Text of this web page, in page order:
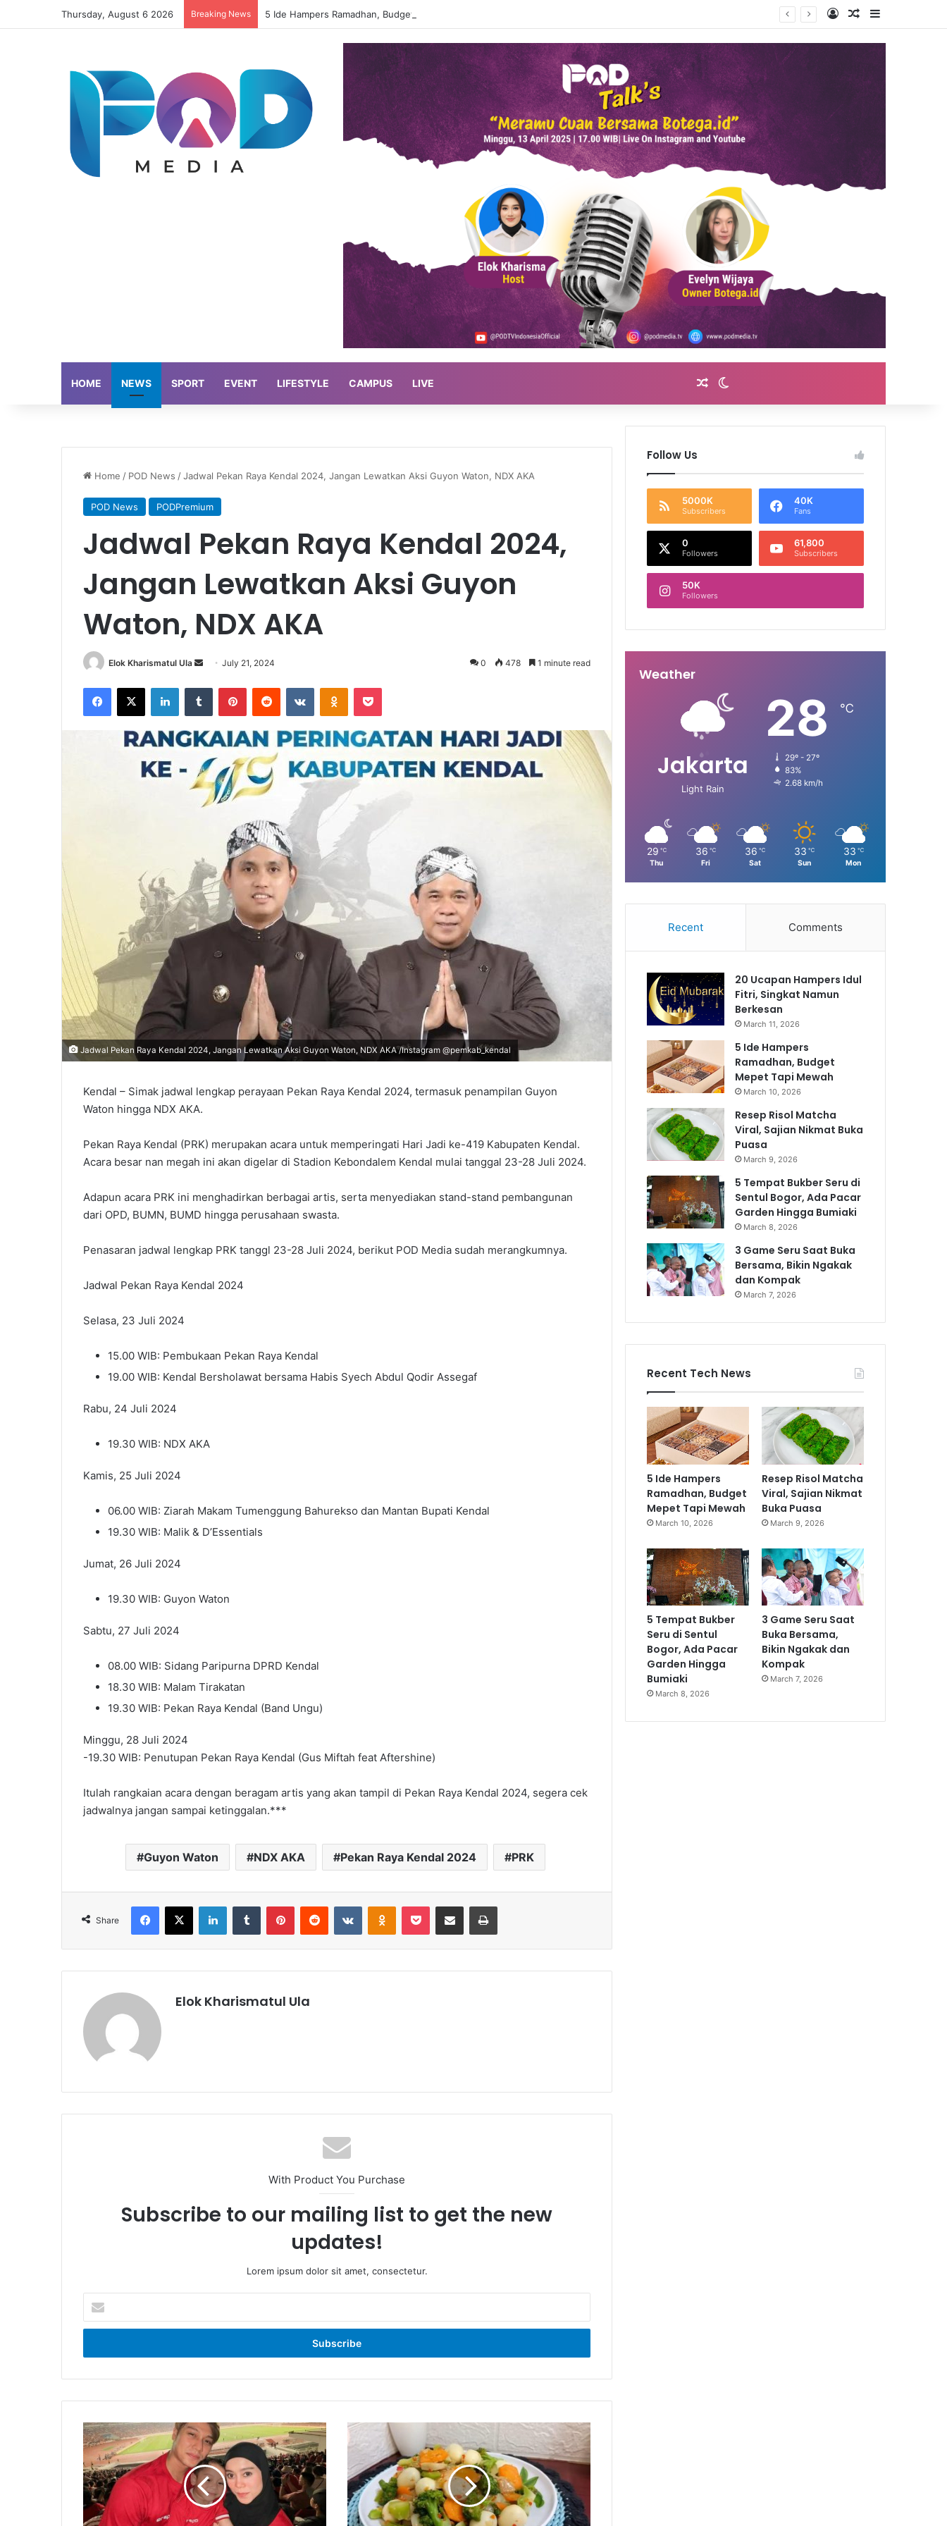
Thursday, August 6 2026 Breaking News 5 Ide Hampers Ramadhan, Budget Mepet Tapi Mewah Log InRandom Article
Sidebar
HOME NEWS SPORT EVENT LIFESTYLE CAMPUS LIVE Random Article
Home / POD News /Jadwal Pekan Raya Kendal 2024, Jangan Lewatkan Aksi Guyon Waton, NDX AKA
POD News PODPremium
Jadwal Pekan Raya Kendal 2024,
Jangan Lewatkan Aksi Guyon
Waton, NDX AKA
Elok Kharismatul Ula
SendJuly 21, 2024 0 478 1 minute read
Facebook
X LinkedInTumblr PinterestReddit VKontakteOdnoklassniki
Pocket
Jadwal Pekan Raya Kendal 2024, Jangan Lewatkan Aksi Guyon Waton, NDX AKA /Instagram @pemkab_kendal
Kendal – Simak jadwal lengkap perayaan Pekan Raya Kendal 2024, termasuk penampilan Guyon
Waton hingga NDX AKA.
Pekan Raya Kendal (PRK) merupakan acara untuk memperingati Hari Jadi ke-419 Kabupaten Kendal.
Acara besar nan megah ini akan digelar di Stadion Kebondalem Kendal mulai tanggal 23-28 Juli 2024.
Adapun acara PRK ini menghadirkan berbagai artis, serta menyediakan stand-stand pembangunan
dari OPD, BUMN, BUMD hingga perusahaan swasta.
Penasaran jadwal lengkap PRK tanggl 23-28 Juli 2024, berikut POD Media sudah merangkumnya.
Jadwal Pekan Raya Kendal 2024
Selasa, 23 Juli 2024
15.00 WIB: Pembukaan Pekan Raya Kendal
19.00 WIB: Kendal Bersholawat bersama Habis Syech Abdul Qodir Assegaf
Rabu, 24 Juli 2024
19.30 WIB: NDX AKA
Kamis, 25 Juli 2024
06.00 WIB: Ziarah Makam Tumenggung Bahurekso dan Mantan Bupati Kendal
19.30 WIB: Malik & D’Essentials
Jumat, 26 Juli 2024
19.30 WIB: Guyon Waton
Sabtu, 27 Juli 2024
08.00 WIB: Sidang Paripurna DPRD Kendal
18.30 WIB: Malam Tirakatan
19.30 WIB: Pekan Raya Kendal (Band Ungu)
Minggu, 28 Juli 2024
-19.30 WIB: Penutupan Pekan Raya Kendal (Gus Miftah feat Aftershine)
Itulah rangkaian acara dengan beragam artis yang akan tampil di Pekan Raya Kendal 2024, segera cek
jadwalnya jangan sampai ketinggalan.***
Guyon Waton NDX AKA Pekan Raya Kendal 2024 PRK
Share
Facebook
X LinkedInTumblr PinterestReddit VKontakteOdnoklassniki
Pocket Share via Email Print
Elok Kharismatul Ula
With Product You Purchase
Subscribe to our mailing list to get the new
updates!
Lorem ipsum dolor sit amet, consectetur.
your
Email
Lirik
Lagu
Ayo
Bergembira
-
Lagu
Baru
3
Olahan
Paling
Gampang,
Inspirasi
Menu
Follow Us
5000K
Subscribers
40K
Fans
0
Followers
61,800
Subscribers
50K
Followers
Weather
Jakarta
Light Rain
28 ℃
29º - 27º
83%
2.68 km/h
29 ℃
Thu
36 ℃
Fri
36 ℃
Sat
33 ℃
Sun
33 ℃
Mon
Recent Comments
20 Ucapan Hampers Idul
Fitri, Singkat Namun
Berkesan
March 11, 2026
5 Ide Hampers
Ramadhan, Budget
Mepet Tapi Mewah
March 10, 2026
Resep Risol Matcha
Viral, Sajian Nikmat Buka
Puasa
March 9, 2026
5 Tempat Bukber Seru di
Sentul Bogor, Ada Pacar
Garden Hingga Bumiaki
March 8, 2026
3 Game Seru Saat Buka
Bersama, Bikin Ngakak
dan Kompak
March 7, 2026
Recent Tech News
5 Ide Hampers
Ramadhan, Budget
Mepet Tapi Mewah
March 10, 2026
Resep Risol Matcha
Viral, Sajian Nikmat
Buka Puasa
March 9, 2026
5 Tempat Bukber
Seru di Sentul
Bogor, Ada Pacar
Garden Hingga
Bumiaki
March 8, 2026
3 Game Seru Saat
Buka Bersama,
Bikin Ngakak dan
Kompak
March 7, 2026